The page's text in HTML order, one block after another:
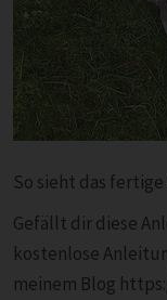
So sieht das
Gefällt dir diese
kostenlose
meinem Blog